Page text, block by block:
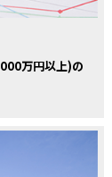
万円以上)の